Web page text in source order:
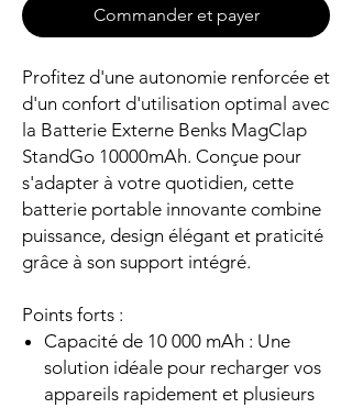
Commander et payer
Profitez d'une autonomie renforcée et
d'un confort d'utilisation optimal avec
la Batterie Externe Benks MagClap
StandGo 10000mAh. Conçue pour
s'adapter à votre quotidien, cette
batterie portable innovante combine
puissance, design élégant et praticité
grâce à son support intégré.
Points forts :
Capacité de 10 000 mAh : Une
solution idéale pour recharger vos
appareils rapidement et plusieurs